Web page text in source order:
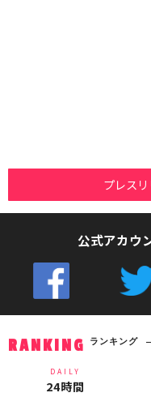
プレス
公式アカウ
RANKING ランキング
DAILY
24時間